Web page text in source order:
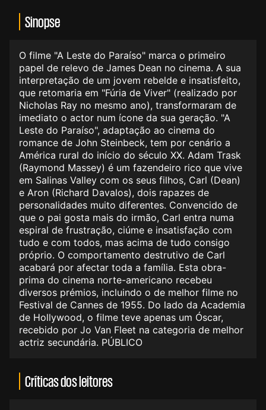
Sinopse
O filme "A Leste do Paraíso" marca o primeiro
papel de relevo de James Dean no cinema. A sua
interpretação de um jovem rebelde e insatisfeito,
que retomaria em "Fúria de Viver" (realizado por
Nicholas Ray no mesmo ano), transformaram de
imediato o actor num ícone da sua geração. "A
Leste do Paraíso", adaptação ao cinema do
romance de John Steinbeck, tem por cenário a
América rural do início do século XX. Adam Trask
(Raymond Massey) é um fazendeiro rico que vive
em Salinas Valley com os seus filhos, Carl (Dean)
e Aron (Richard Davalos), dois rapazes de
personalidades muito diferentes. Convencido de
que o pai gosta mais do irmão, Carl entra numa
espiral de frustração, ciúme e insatisfação com
tudo e com todos, mas acima de tudo consigo
próprio. O comportamento destrutivo de Carl
acabará por afectar toda a família. Esta obra-
prima do cinema norte-americano recebeu
diversos prémios, incluindo o de melhor filme no
Festival de Cannes de 1955. Do lado da Academia
de Hollywood, o filme teve apenas um Óscar,
recebido por Jo Van Fleet na categoria de melhor
actriz secundária. PÚBLICO
Críticas dos leitores